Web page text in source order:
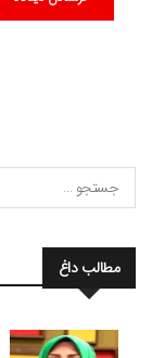
مطالب داغ